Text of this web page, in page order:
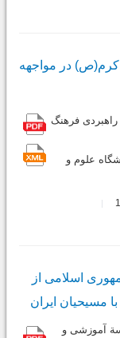
اکرم(ص) در مواجهه
فرهنگ
علوم و
اسلامی از
مسیحیان ایران
آموزشی و